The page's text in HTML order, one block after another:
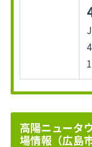
高陽ニュータ
場情報（広島